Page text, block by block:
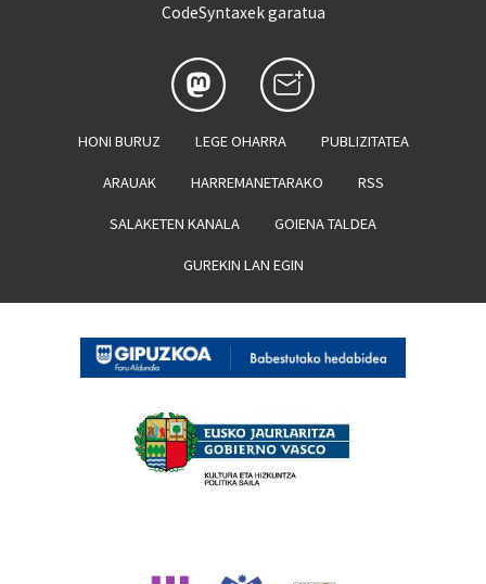
CodeSyntaxek garatua
HONI BURUZ LEGE OHARRA PUBLIZITATEA
ARAUAK HARREMANETARAKO RSS
SALAKETEN KANALA GOIENA TALDEA
GUREKIN LAN EGIN